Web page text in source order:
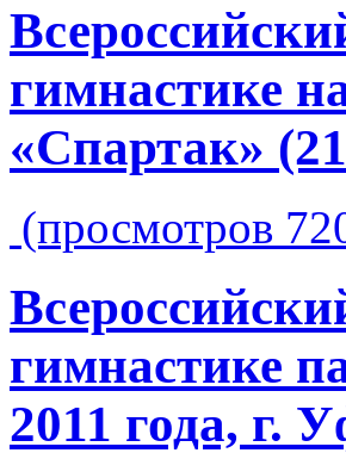
гимнастике
«Спартак»
(просмотров
гимнастике
2011 года, г.